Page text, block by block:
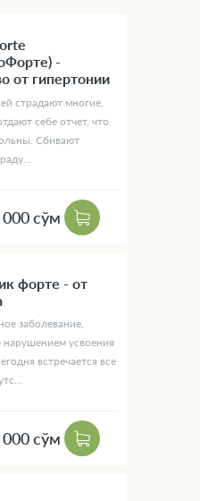
-
от гипертонии
страдают многие,
себе отчет, что
Сбивают
000 сўм
форте - от
заболевание,
нарушением усвоения
встречается все
000 сўм